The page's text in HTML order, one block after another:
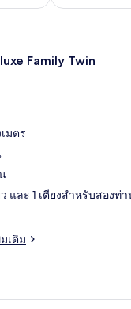
นแสง ผ้านวม
Family Twin
มตร
ว และ 1 เตียงสำหรับสองท่
เติม